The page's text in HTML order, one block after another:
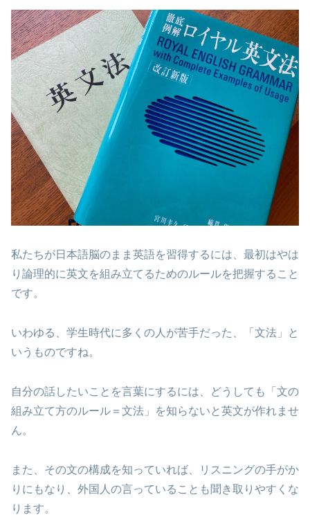
私たちが日本語脳のまま英語を習得するには、最初はやは
り論理的に英文を組み立てるためのルールを把握すること
です。
いわゆる、学生時代に多くの人が苦手だった、「文法」と
いうものですね。
自分の話したいことを言葉にするには、どうしても「文の
組み立て方のルール＝文法」を知らないと英文が作れませ
ん。
また、その文の構成を知っていれば、リスニングの手がか
りにもなり、外国人の言っていることも聞き取りやすくな
ります。